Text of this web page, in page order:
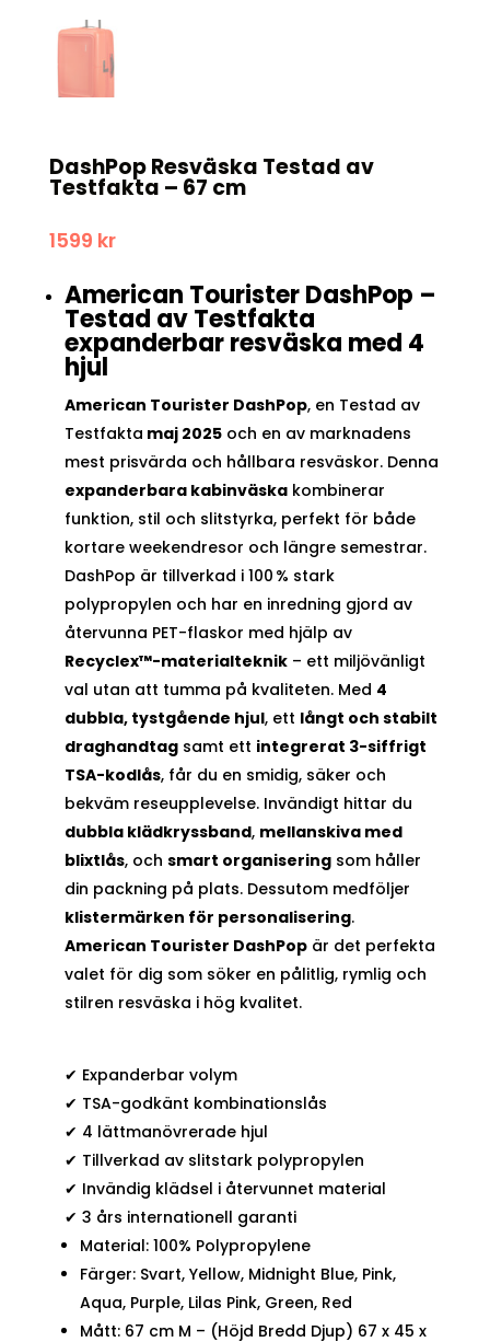
DashPop Resväska Testad av
Testfakta – 67 cm
1599 kr
American Tourister DashPop –
Testad av Testfakta
expanderbar resväska med 4
hjul
American Tourister DashPop, en Testad av
Testfakta maj 2025och en av marknadens
mest prisvärda och hållbara resväskor. Denna
expanderbara kabinväskakombinerar
funktion, stil och slitstyrka, perfekt för både
kortare weekendresor och längre semestrar.
DashPop är tillverkad i 100 % stark
polypropylen och har en inredning gjord av
återvunna PET-flaskor med hjälp av
Recyclex™-materialteknik– ett miljövänligt
val utan att tumma på kvaliteten. Med 4
dubbla, tystgående hjul, ett långt och stabilt
draghandtagsamt ett integrerat 3-siffrigt
TSA-kodlås, får du en smidig, säker och
bekväm reseupplevelse. Invändigt hittar du
dubbla klädkryssband, mellanskiva med
blixtlås, och smart organiseringsom håller
din packning på plats. Dessutom medföljer
klistermärken för personalisering.
American Tourister DashPopär det perfekta
valet för dig som söker en pålitlig, rymlig och
stilren resväska i hög kvalitet.
✔ Expanderbar volym
✔ TSA-godkänt kombinationslås
✔ 4 lättmanövrerade hjul
✔ Tillverkad av slitstark polypropylen
✔ Invändig klädsel i återvunnet material
✔ 3 års internationell garanti
Material: 100% Polypropylene
Färger: Svart, Yellow, Midnight Blue, Pink,
Aqua, Purple, Lilas Pink, Green, Red
Mått: 67 cm M – (Höjd Bredd Djup) 67 x 45 x